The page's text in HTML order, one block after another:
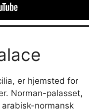
er hjemsted for
Norman-palasset,
normansk